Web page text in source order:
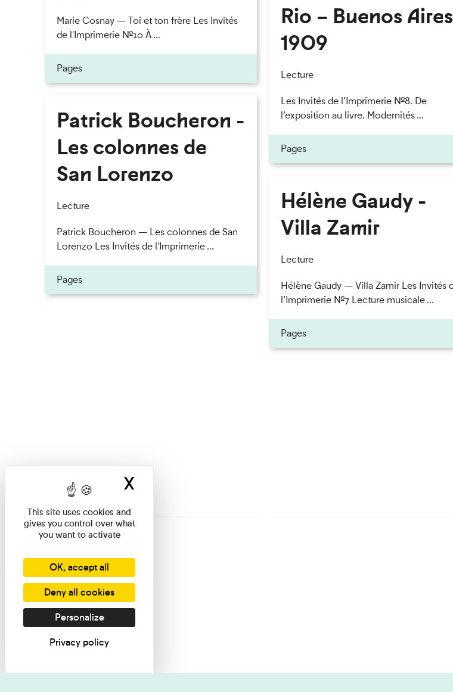
Marie Cosnay — Toi et ton frère Les Invités
de l'Imprimerie n°10 À ...
Pages
Patrick Boucheron -
Les colonnes de
San Lorenzo
Lecture
Patrick Boucheron — Les colonnes de San
Lorenzo Les Invités de l'Imprimerie ...
Pages
Rio – Buenos Aires
1909
Lecture
Les Invités de l’Imprimerie n°8. De
l’exposition au livre. Modernités ...
Pages
Hélène Gaudy -
Villa Zamir
Lecture
Hélène Gaudy — Villa Zamir Les Invités
l’Imprimerie n°7 Lecture musicale ...
Pages
This site uses cookies and
gives you control over what
you want to activate
OK, accept all
Deny all cookies
Personalize
Privacy policy
X